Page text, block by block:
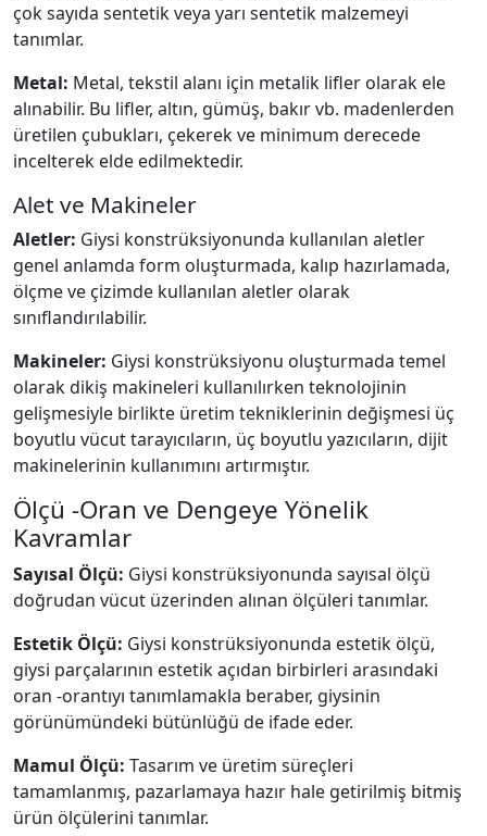
çok sayıda sentetik veya yarı sentetik malzemeyi
tanımlar.
Metal: Metal, tekstil alanı için metalik lifler olarak ele
alınabilir. Bu lifler, altın, gümüş, bakır vb. madenlerden
üretilen çubukları, çekerek ve minimum derecede
incelterek elde edilmektedir.
Alet ve Makineler
Aletler: Giysi konstrüksiyonunda kullanılan aletler
genel anlamda form oluşturmada, kalıp hazırlamada,
ölçme ve çizimde kullanılan aletler olarak
sınıflandırılabilir.
Makineler: Giysi konstrüksiyonu oluşturmada temel
olarak dikiş makineleri kullanılırken teknolojinin
gelişmesiyle birlikte üretim tekniklerinin değişmesi üç
boyutlu vücut tarayıcıların, üç boyutlu yazıcıların, dijit
makinelerinin kullanımını artırmıştır.
Ölçü -Oran ve Dengeye Yönelik
Kavramlar
Sayısal Ölçü: Giysi konstrüksiyonunda sayısal ölçü
doğrudan vücut üzerinden alınan ölçüleri tanımlar.
Estetik Ölçü: Giysi konstrüksiyonunda estetik ölçü,
giysi parçalarının estetik açıdan birbirleri arasındaki
oran -orantıyı tanımlamakla beraber, giysinin
görünümündeki bütünlüğü de ifade eder.
Mamul Ölçü: Tasarım ve üretim süreçleri
tamamlanmış, pazarlamaya hazır hale getirilmiş bitmiş
ürün ölçülerini tanımlar.